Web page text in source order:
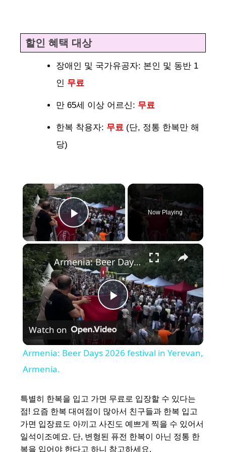
할인 혜택 대상
장애인 및 국가유공자: 본인 및 동반 1
인 무료
만 65세 이상 어르신: 무료
한복 착용자: 무료 (단, 정통 한복만 해
당)
×
Play Video
Now Playing
×
P
l
y
V
Armenia: Beer Days 2026 festival in Yerevan, Armenia.
Watch on
Armenia: Beer Days 2026 festival in Yerevan,
Armenia.
특별히 한복을 입고 가면 무료로 입장할 수 있다는
점! 요즘 한복 대여점이 많아서 친구들과 한복 입고
가면 입장료도 아끼고 사진도 예쁘게 찍을 수 있어서
일석이조예요. 단, 변형된 퓨전 한복이 아닌 정통 한
복을 입어야 한다고 하니 참고하세요.